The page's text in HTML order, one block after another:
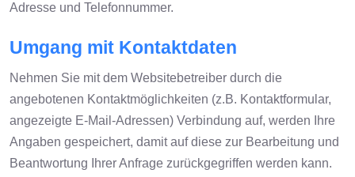
Adresse und Telefonnummer.
Umgang mit Kontaktdaten
Nehmen Sie mit dem Websitebetreiber durch die
angebotenen Kontaktmöglichkeiten (z.B. Kontaktformular,
angezeigte E-Mail-Adressen) Verbindung auf, werden Ihre
Angaben gespeichert, damit auf diese zur Bearbeitung und
Beantwortung Ihrer Anfrage zurückgegriffen werden kann.